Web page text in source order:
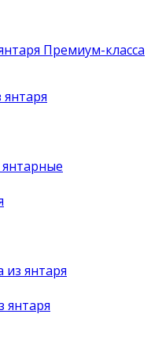
Премиум-класса
янтаря
янтаря
янтаря